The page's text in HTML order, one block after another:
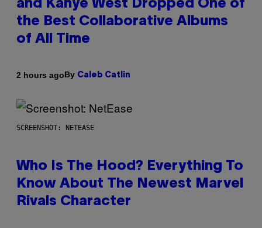
and Kanye West Dropped One of
the Best Collaborative Albums
of All Time
2 hours agoBy Caleb Catlin
SCREENSHOT: NETEASE
Who Is The Hood? Everything To
Know About The Newest Marvel
Rivals Character